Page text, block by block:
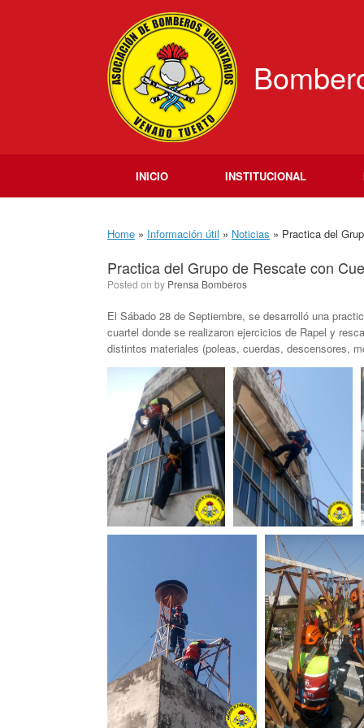
INICIO INSTITUCIONAL
Home » Información útil » Noticias » Practica del
Practica del Grupo de Rescate con
Posted on by Prensa Bomberos
El Sábado 28 de Septiembre, se desarrolló una
cuartel donde se realizaron ejercicios de Rapel y
distintos materiales (poleas, cuerdas, descensores,